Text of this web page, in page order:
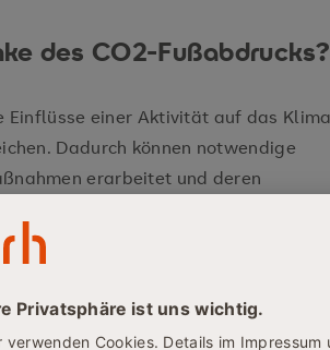
des CO2-Fußabdrucks?
Einflüsse einer Aktivität auf das
Dadurch können notwendige
erarbeitet und deren